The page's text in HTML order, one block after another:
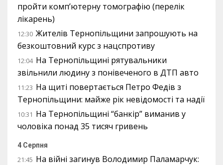
пройти комп’ютерну томографію (перелік
лікарень)
12:30 Жителів Тернопільщини запрошують на
безкоштовний курс з нацспротиву
12:04 На Тернопільщині рятувальники
звільнили людину з понівеченого в ДТП авто
11:23 На щиті повертається Петро Федів з
Тернопільщини: майже рік невідомості та надії
10:31 На Тернопільщині “банкір” виманив у
чоловіка понад 35 тисяч гривень
4 Серпня
21:45 На війні загинув Володимир Паламарчук: